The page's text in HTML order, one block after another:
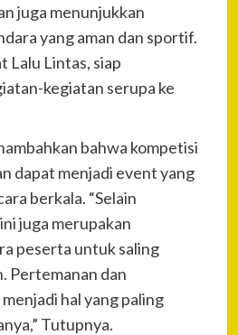
juga menunjukkan
yang aman dan sportif.
Lalu Lintas, siap
kegiatan serupa ke
bahwa kompetisi
dapat menjadi event yang
berkala. “Selain
juga merupakan
peserta untuk saling
Pertemanan dan
hal yang paling
Tutupnya.